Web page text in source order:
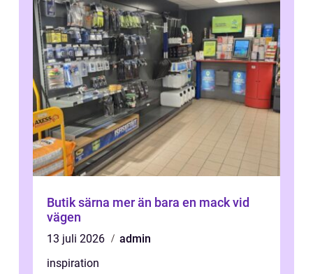
Butik särna mer än bara en mack vid
vägen
13 juli 2026
admin
inspiration